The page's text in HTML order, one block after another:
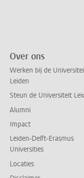
Over ons
Werken bij de
Leiden
Steun de Universiteit
Alumni
Impact
Leiden-Delft-Erasmus
Universities
Locaties